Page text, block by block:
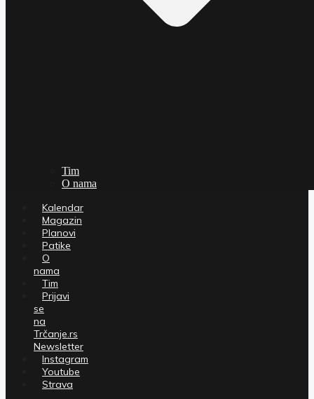
Tim
O nama
Kalendar
Magazin
Planovi
Patike
O
nama
Tim
Prijavi
se
na
Trčanje.rs
Newsletter
Instagram
Youtube
Strava